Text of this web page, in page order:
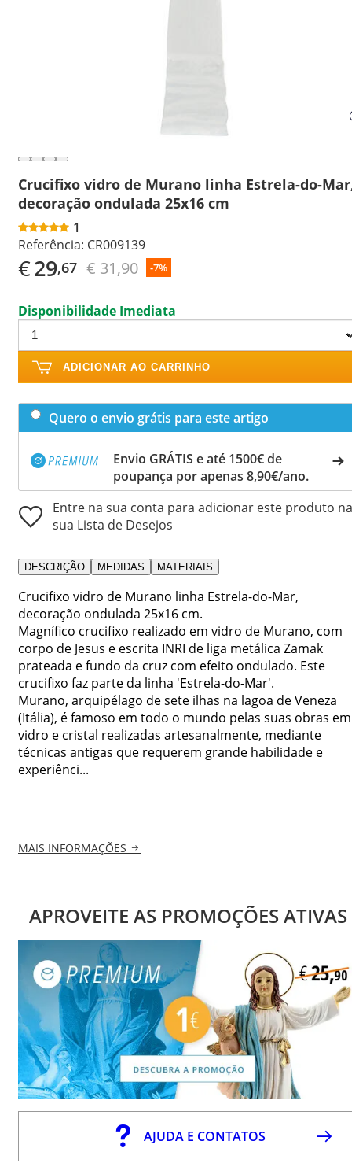
Crucifixo vidro de Murano linha Estrela-do-
decoração ondulada 25x16 cm
1
Referência: CR009139
€29,67 € 31,90 -7%
Disponibilidade Imediata
ADICIONAR AO CARRINHO
Quero o envio grátis para este artigo
Envio GRÁTIS e até 1500€ de
poupança por apenas 8,90€/ano.
Entre na sua conta para adicionar este produto na
sua Lista de Desejos
DESCRIÇÃO MEDIDAS MATERIAIS
Crucifixo vidro de Murano linha Estrela-do-Mar,
decoração ondulada 25x16 cm.
Magnífico crucifixo realizado em vidro de Murano, com
corpo de Jesus e escrita INRI de liga metálica Zamak
prateada e fundo da cruz com efeito ondulado. Este
crucifixo faz parte da linha 'Estrela-do-Mar'.
Murano, arquipélago de sete ilhas na lagoa de Veneza
(Itália), é famoso em todo o mundo pelas suas obras em
vidro e cristal realizadas artesanalmente, mediante
técnicas antigas que requerem grande habilidade e
experiênci...
MAIS INFORMAÇÕES
APROVEITE AS PROMOÇÕES ATIVAS
AJUDA E CONTATOS